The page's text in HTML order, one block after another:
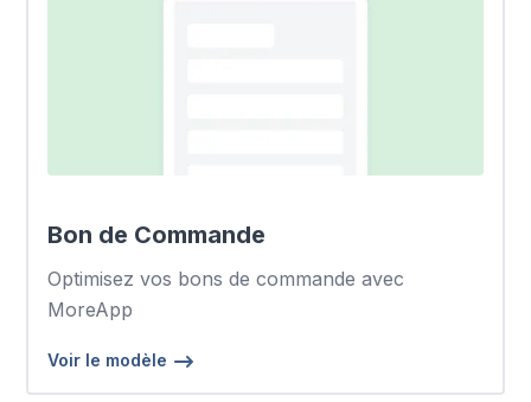
Bon de Commande
Optimisez vos bons de commande avec
MoreApp
Voir le modèle